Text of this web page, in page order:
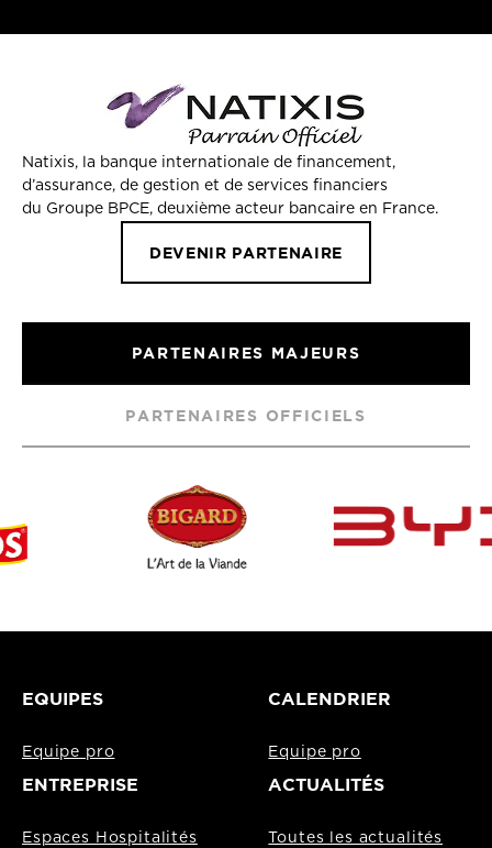
Natixis, la banque internationale de financement,
d’assurance, de gestion et de services financiers
du Groupe BPCE, deuxième acteur bancaire en France.
DEVENIR PARTENAIRE
PARTENAIRES MAJEURS
PARTENAIRES OFFICIELS
EQUIPES
Equipe pro
CALENDRIER
Equipe pro
ENTREPRISE
Espaces Hospitalités
ACTUALITÉS
Toutes les actualités